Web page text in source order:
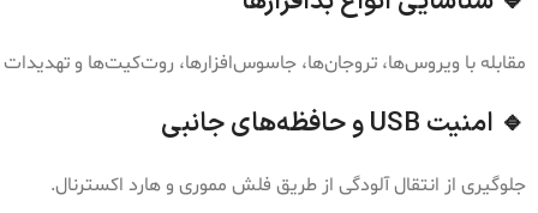
مقابله با ویروس‌ها، تروجان‌ها، جاسوس‌افزارها، روت‌کیت‌ها و
🔹 امنیت USB و حافظه‌های جانبی
جلوگیری از انتقال آلودگی از طریق فلش مموری و هارد اکسترنال.